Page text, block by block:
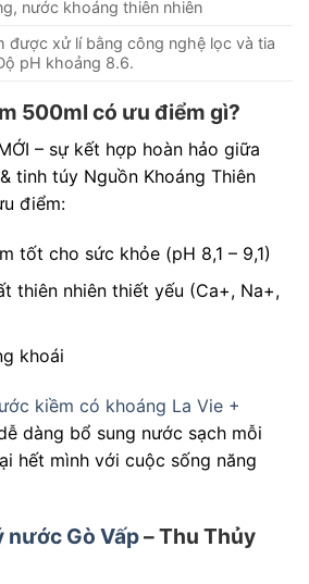
nước khoáng thiên nhiên
được xử lí bằng công nghệ lọc và tia
pH khoảng 8.6.
500ml có ưu điểm gì?
– sự kết hợp hoàn hảo giữa
tinh túy Nguồn Khoáng Thiên
điểm:
tốt cho sức khỏe (pH 8,1 – 9,1)
thiên nhiên thiết yếu (Ca+, Na+,
khoái
kiềm có khoáng La Vie +
dàng bổ sung nước sạch mỗi
hết mình với cuộc sống năng
nước Gò Vấp– Thu Thủy